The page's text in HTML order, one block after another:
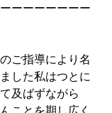
ーーーーーーー
ご指導により名
した私はつとに
及ばずながら